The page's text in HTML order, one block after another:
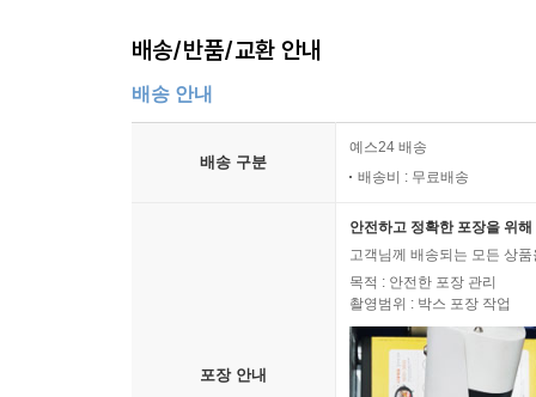
배송/반품/교환 안내
배송 안내
배송 구분
예스24 배송
배송비 : 무료배송
포장 안내
안전하고 정확한 포장을 위
고객님께 배송되는 모든 상
목적 : 안전한 포장 관리
촬영범위 : 박스 포장 작업